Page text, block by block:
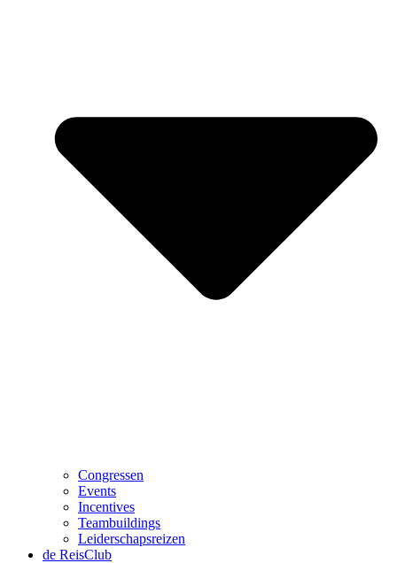
Congressen
Events
Incentives
Teambuildings
Leiderschapsreizen
de ReisClub